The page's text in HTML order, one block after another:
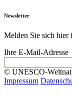
Newsletter
Melden Sie sich hier
Ihre E-Mail-Adresse
© UNESCO-
Impressum